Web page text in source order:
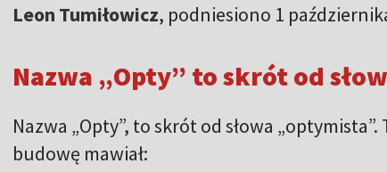
Leon Tumiłowicz, podniesiono 1
Nazwa „Opty” to skrót od
Nazwa „Opty”, to skrót od słowa
budowę mawiał: